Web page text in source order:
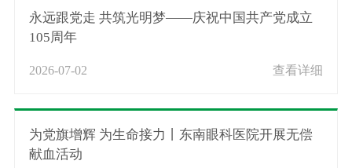
永远跟党走 共筑光明梦——庆祝中国共产党成立
105周年
2026-07-02 查看详细
为党旗增辉 为生命接力丨东南眼科医院开展无偿
献血活动